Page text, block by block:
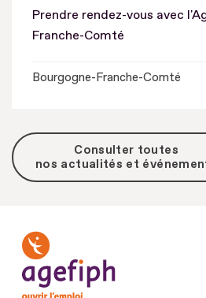
Prendre rendez-vous avec
Franche-Comté
Bourgogne-Franche-Comté
Consulter toutes
nos actualités et